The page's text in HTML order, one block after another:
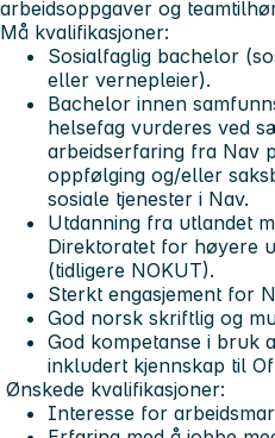
arbeidsoppgaver og
Må kvalifikasjoner:
Sosialfaglig bachelor
eller vernepleier).
Bachelor innen
helsefag vurderes ved
arbeidserfaring fra Nav
oppfølging og/eller
sosiale tjenester i Nav.
Utdanning fra utlandet
Direktoratet for høyere
(tidligere NOKUT).
Sterkt engasjement for
God norsk skriftlig og
God kompetanse i bruk
inkludert kjennskap til
Ønskede kvalifikasjoner:
Interesse for